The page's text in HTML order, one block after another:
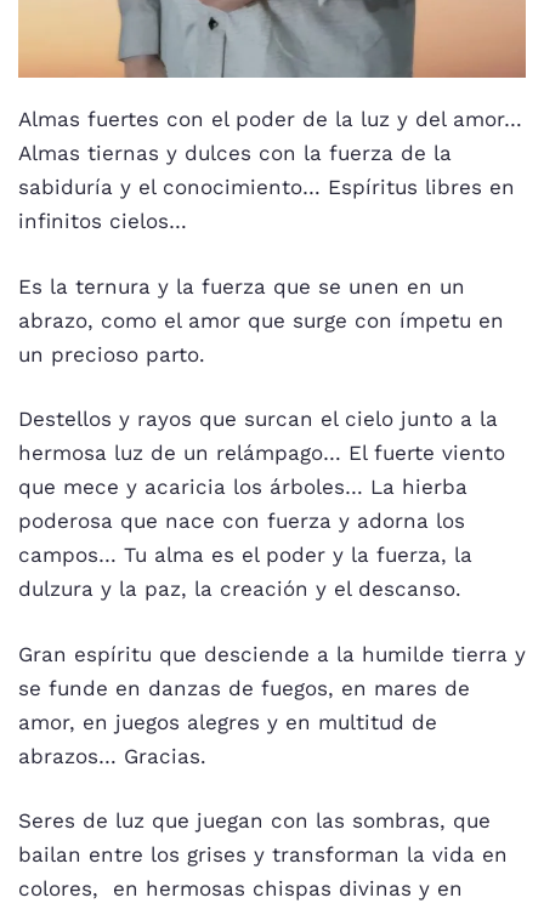
Almas fuertes con el poder de la luz y del amor…
Almas tiernas y dulces con la fuerza de la
sabiduría y el conocimiento… Espíritus libres en
infinitos cielos…
Es la ternura y la fuerza que se unen en un
abrazo, como el amor que surge con ímpetu en
un precioso parto.
Destellos y rayos que surcan el cielo junto a la
hermosa luz de un relámpago… El fuerte viento
que mece y acaricia los árboles… La hierba
poderosa que nace con fuerza y adorna los
campos… Tu alma es el poder y la fuerza, la
dulzura y la paz, la creación y el descanso.
Gran espíritu que desciende a la humilde tierra y
se funde en danzas de fuegos, en mares de
amor, en juegos alegres y en multitud de
abrazos… Gracias.
Seres de luz que juegan con las sombras, que
bailan entre los grises y transforman la vida en
colores, en hermosas chispas divinas y en